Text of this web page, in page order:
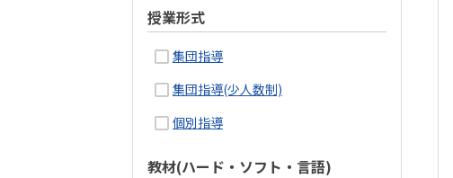
授業形式
集団指導
集団指導(少人数制)
個別指導
教材(ハード・ソフト・言語)